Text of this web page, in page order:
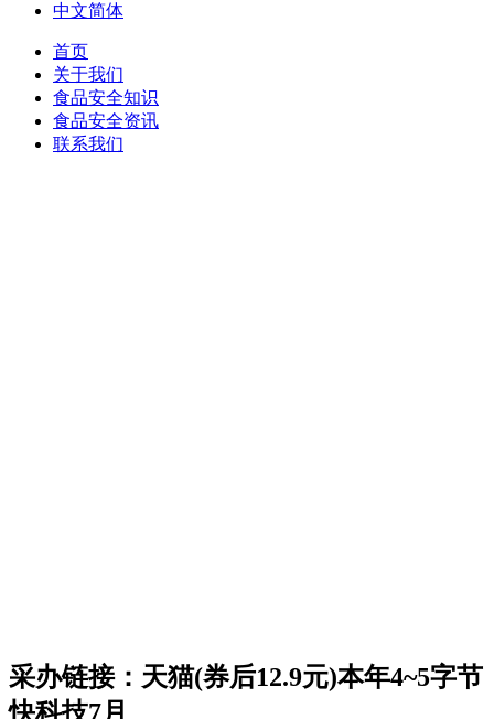
中文简体
首页
关于我们
食品安全知识
食品安全资讯
联系我们
采办链接：天猫(券后12.9元)本年4~5字节
快科技7月